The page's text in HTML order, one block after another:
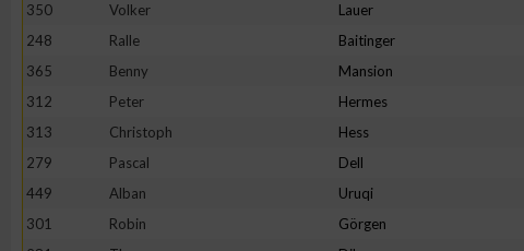
350
Volker Lauer
248
Ralle Baitinger
365
Benny Mansion
312
Peter Hermes
313
Christoph Hess
279
Pascal Dell
449
Alban Uruqi
301
Robin Görgen
Performance
Funktional